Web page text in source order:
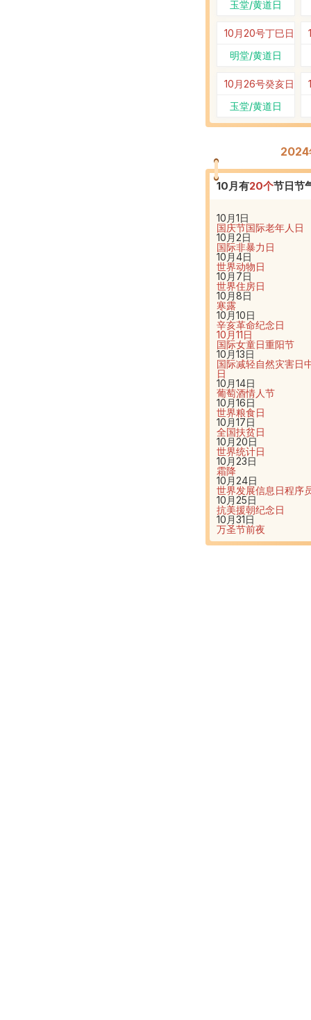
玉堂/黄道日
10月20号丁巳日
明堂/黄道日
10月26号癸亥日
玉堂/黄道日
2024
10月有20个节日节
10月1日
国庆节国际老年人日
10月2日
国际非暴力日
10月4日
世界动物日
10月7日
世界住房日
10月8日
寒露
10月10日
辛亥革命纪念日
10月11日
国际女童日重阳节
10月13日
国际减轻自然灾害日
日
10月14日
葡萄酒情人节
10月16日
世界粮食日
10月17日
全国扶贫日
10月20日
世界统计日
10月23日
霜降
10月24日
世界发展信息日程序
10月25日
抗美援朝纪念日
10月31日
万圣节前夜